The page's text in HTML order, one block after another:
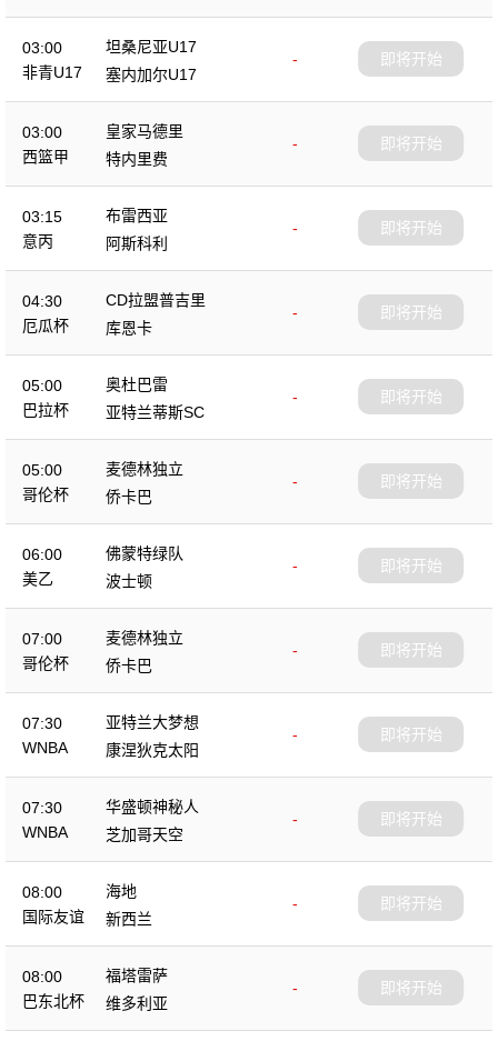
03:00
非青U17
坦桑尼亚U17
-
塞内加尔U17
即将开始
03:00
西篮甲
皇家马德里
-
特内里费
即将开始
03:15
意丙
布雷西亚
-
阿斯科利
即将开始
04:30
厄瓜杯
CD拉盟普吉里
-
库恩卡
即将开始
05:00
巴拉杯
奥杜巴雷
-
亚特兰蒂斯SC
即将开始
05:00
哥伦杯
麦德林独立
-
侨卡巴
即将开始
06:00
美乙
佛蒙特绿队
-
波士顿
即将开始
07:00
哥伦杯
麦德林独立
-
侨卡巴
即将开始
07:30
WNBA
亚特兰大梦想
-
康涅狄克太阳
即将开始
07:30
WNBA
华盛顿神秘人
-
芝加哥天空
即将开始
08:00
国际友谊
海地
-
新西兰
即将开始
08:00
巴东北杯
福塔雷萨
-
维多利亚
即将开始